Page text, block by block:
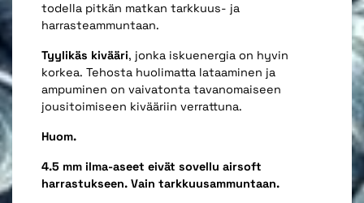
todella pitkän matkan tarkkuus- ja
harrasteammuntaan.
Tyylikäs kivääri, jonka iskuenergia on hyvin
korkea. Tehosta huolimatta lataaminen ja
ampuminen on vaivatonta tavanomaiseen
jousitoimiseen kivääriin verrattuna.
Huom.
4.5 mm ilma-aseet eivät sovellu airsoft
harrastukseen. Vain tarkkuusammuntaan.